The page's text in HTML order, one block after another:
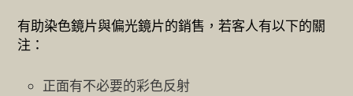
有助染色鏡片與偏光鏡片的銷售，若客人有以下的關
注：
正面有不必要的彩色反射